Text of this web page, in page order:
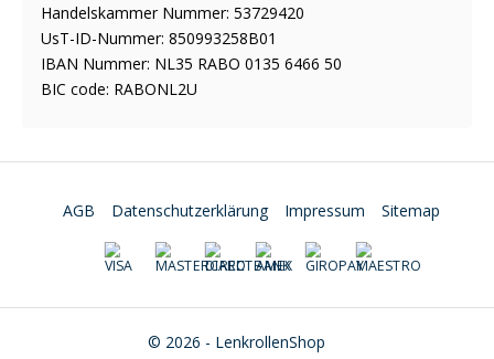
Handelskammer Nummer: 53729420
UsT-ID-Nummer: 850993258B01
IBAN Nummer: NL35 RABO 0135 6466 50
BIC code: RABONL2U
© 2026 - LenkrollenShop
AGB Datenschutzerklärung Impressum Sitemap